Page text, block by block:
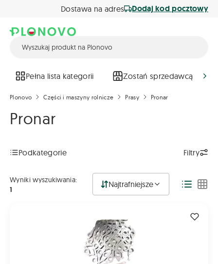
Dostawa na adres Dodaj kod pocztowy
Pełna lista kategorii Zostań sprzedawcą
Plonovo Części i maszyny rolnicze Prasy Pronar
Pronar
Podkategorie Filtry
Wyniki wyszukiwania:
1
Najtrafniejsze